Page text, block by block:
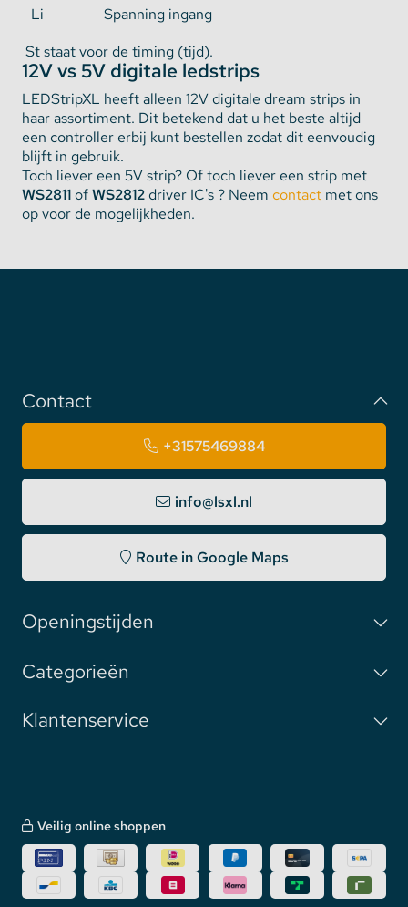
Li
Spanning ingang
St staat voor de timing (tijd).
12V vs 5V digitale ledstrips
LEDStripXL heeft alleen 12V digitale dream strips in
haar assortiment. Dit betekend dat u het beste altijd
een controller erbij kunt bestellen zodat dit eenvoudig
blijft in gebruik.
Toch liever een 5V strip? Of toch liever een strip met
WS2811ofWS2812driver IC's ? Neem contact met ons
op voor de mogelijkheden.
Contact
+31575469884
info@lsxl.nl
Route in Google Maps
Openingstijden
Categorieën
Klantenservice
Veilig online shoppen